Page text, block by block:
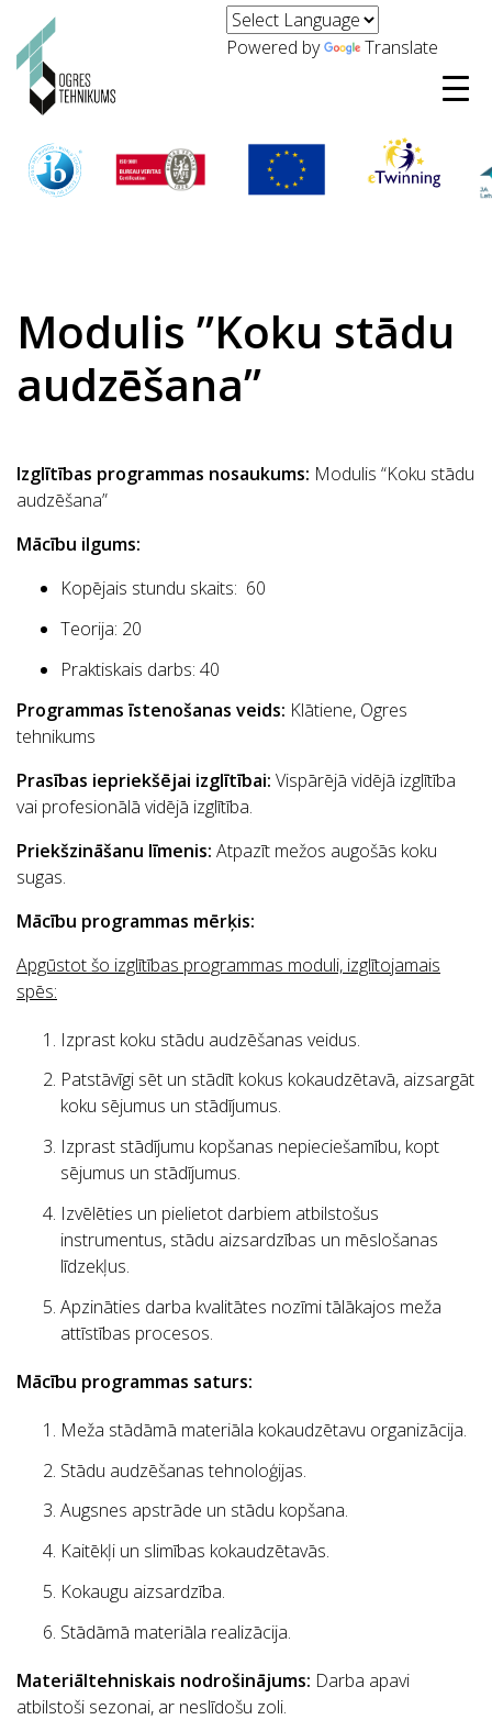
Powered by Translate
Modulis ”Koku stādu
audzēšana”
Izglītības programmas nosaukums: Modulis “Koku stādu
audzēšana”
Mācību ilgums:
Kopējais stundu skaits: 60
Teorija: 20
Praktiskais darbs: 40
Programmas īstenošanas veids: Klātiene, Ogres
tehnikums
Prasības iepriekšējai izglītībai: Vispārējā vidējā izglītība
vai profesionālā vidējā izglītība.
Priekšzināšanu līmenis: Atpazīt mežos augošās koku
sugas.
Mācību programmas mērķis:
Apgūstot šo izglītības programmas moduli, izglītojamais
spēs:
Izprast koku stādu audzēšanas veidus.
Patstāvīgi sēt un stādīt kokus kokaudzētavā, aizsargāt
koku sējumus un stādījumus.
Izprast stādījumu kopšanas nepieciešamību, kopt
sējumus un stādījumus.
Izvēlēties un pielietot darbiem atbilstošus
instrumentus, stādu aizsardzības un mēslošanas
līdzekļus.
Apzināties darba kvalitātes nozīmi tālākajos meža
attīstības procesos.
Mācību programmas saturs:
Meža stādāmā materiāla kokaudzētavu organizācija.
Stādu audzēšanas tehnoloģijas.
Augsnes apstrāde un stādu kopšana.
Kaitēkļi un slimības kokaudzētavās.
Kokaugu aizsardzība.
Stādāmā materiāla realizācija.
Materiāltehniskais nodrošinājums: Darba apavi
atbilstoši sezonai, ar neslīdošu zoli.